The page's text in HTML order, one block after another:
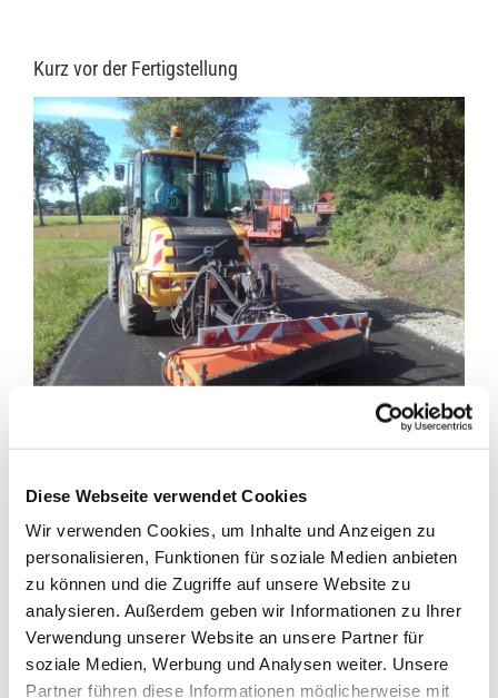
Diese Webseite verwendet Cookies
Wir verwenden Cookies, um Inhalte und Anzeigen zu
personalisieren, Funktionen für soziale Medien anbieten
zu können und die Zugriffe auf unsere Website zu
analysieren. Außerdem geben wir Informationen zu Ihrer
Verwendung unserer Website an unsere Partner für
soziale Medien, Werbung und Analysen weiter. Unsere
Partner führen diese Informationen möglicherweise mit
Kurz vor der Fertigstellung
Zeige
grösseres
Bild
Waldstraßein Osterhausen im Einsatz. Es wurden im
Rahmen der
Straßenausbaumaßnahme
die
Asphalttragschicht
und die Verschleißdecke
aufgebracht.
Derzeit wird an der Seitenraumstabilisierung gearbeitet und
die Hofzufahrten müssen wieder hergerichtet werden, um
die Maßnahme abzurunden und die Straße wieder für den
Verkehr freizugeben.